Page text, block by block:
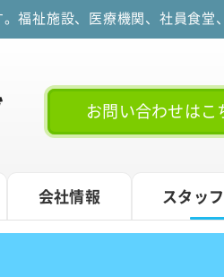
福祉施設、医療機関、社員食
お問い合わせはこ
会社情報 スタッ